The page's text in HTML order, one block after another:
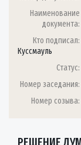
Наименование
документа:
Кто подписал:
Куссмауль
Статус:
Номер заседания:
Номер созыва:
РЕШЕНИЕ